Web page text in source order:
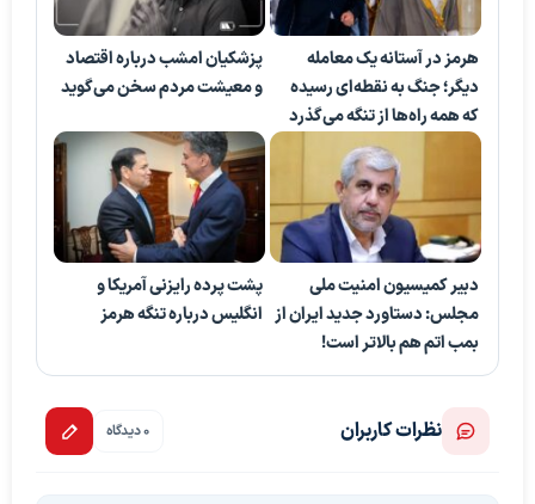
هرمز در آستانه یک معامله
دیگر؛ جنگ به نقطه‌ای رسیده
که همه راه‌ها از تنگه می‌گذرد
پزشکیان امشب درباره اقتصاد
و معیشت مردم سخن می‌گوید
دبیر کمیسیون امنیت ملی
مجلس: دستاورد جدید ایران از
بمب اتم هم بالاتر است!
پشت پرده رایزنی آمریکا و
انگلیس درباره تنگه هرمز
نظرات کاربران 0 دیدگاه